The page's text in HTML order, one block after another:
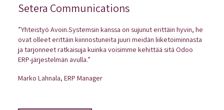
Setera Communications
”Yhteistyö Avoin.Systemsin kanssa on sujunut erittäin hyvin, he
ovat olleet erittäin kiinnostuneita juuri meidän liiketoiminnasta
ja tarjonneet ratkaisuja kuinka voisimme kehittää sitä Odoo
ERP-järjestelmän avulla.”
Marko Lahnala, ERP Manager